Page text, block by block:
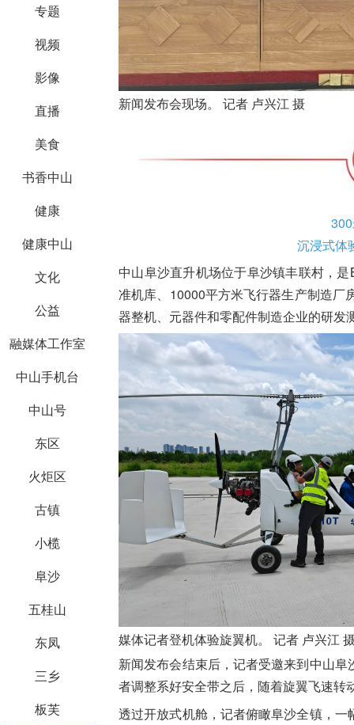
专题
视频
影像
直播
美食
书香中山
健康
健康中山
文化
公益
融媒体工作室
中山手机台
中山号
东区
火炬区
古镇
小榄
阜沙
五桂山
东凤
三乡
板芙
新闻发布会现场。 记者 卢兴江 摄
沉浸式体
中山阜沙直升机场位于阜沙镇丰联村，
准机库、10000平方米飞行器生产制造厂
器整机、元器件和零配件制造企业的研发
媒体记者登机体验旋翼机。 记者 卢兴江
新闻发布会结束后，记者受邀来到中山
者调整系好安全带之后，随着旋翼飞速
透过开放式机舱，记者俯瞰阜沙全镇，